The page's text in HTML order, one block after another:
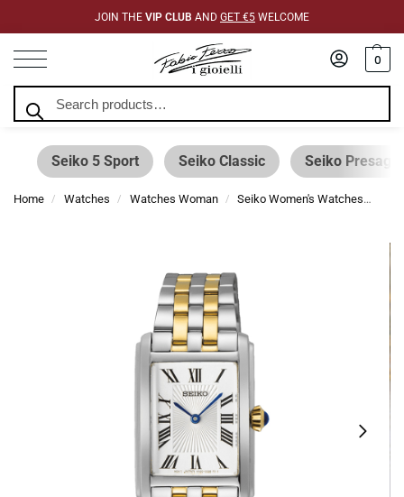
JOIN THE VIP CLUB AND GET €5 WELCOME
0
Seiko 5 Sport Seiko Classic Seiko Presage
Home / Watches / Watches Woman / Seiko Women's Watches